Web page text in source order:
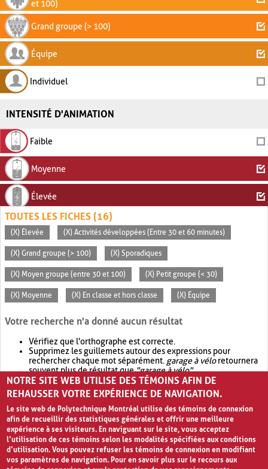
et 100)
Grand groupe (> 100)
Équipe
Individuel
INTENSITÉ D'ANIMATION
Faible
Moyenne
Élevée
TOUTES LES FICHES (16)
(X) Élevée (X) Activités développées (Entre 30 et 60 minutes)
(X) Grand groupe (> 100) (X) Sporadiques
(X) Moyen groupe (entre 30 et 100) (X) Petit groupe (< 30)
(X) Moyenne (X) En classe et hors classe (X) Équipe
Votre recherche n'a donné aucun résultat
Vérifiez que l'orthographe est correcte.
Supprimez les guillemets autour des expressions pour
rechercher chaque mot séparément. garage à véloretournera
souvent plus de résultat que"garage à vélo".
Envisagez d'élargir votre recherche avec OR.garage OR vélo
retournera souvent plus de résultat quegarage à vélo
NOTRE SITE WEB UTILISE DES TÉMOINS AFIN DE
REHAUSSER VOTRE EXPÉRIENCE DE NAVIGATION.
Le site web de Polytechnique Montréal utilise des témoins de connexion
afin de recueillir des statistiques générales et offrir une meilleure
expérience à ses visiteurs. En naviguant sur le site, vous acceptez
l’utilisation de ces témoins selon les modalités spécifiées aux conditions
d’utilisation. Vous pouvez refuser les témoins de connexion en modifiant
vos paramètres de navigation. Pour en savoir plus sur le recours aux